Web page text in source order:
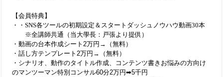
【会員特典】
・
・SNS各ツールの初期設定＆スタートダッシュノウハウ動画30本
※全講師共通（当大學長：戸張より提供）
・動画の台本作成シート2万円→（無料）
・話し方テンプレート2万円→（無料）
・シナリオ、動作のタイトル作成、コンテンツ書きお悩みの方向け
のマンツーマン特別コンサル60分2万円➡5千円